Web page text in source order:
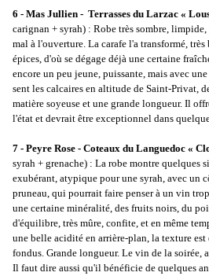
6 - Mas Jullien - Terrasses du Larzac «
carignan + syrah) : Robe très sombre,
mal à l'ouverture. La carafe l'a transformé,
épices, d'où se dégage déjà une certaine
encore un peu jeune, puissante, mais avec
sent les calcaires en altitude de Saint-Privat,
matière soyeuse et une grande longueur. Il
l'état et devrait être exceptionnel dans
7 - Peyre Rose - Coteaux du Languedoc «
syrah + grenache) : La robe montre quelques
exubérant, atypique pour une syrah, avec un
pruneau, qui pourrait faire penser à un vin
une certaine minéralité, des fruits noirs, du
d'équilibre, très mûre, confite, et en même
une belle acidité en arrière-plan, la texture est
fondus. Grande longueur. Le vin de la soirée,
Il faut dire aussi qu'il bénéficie de quelques